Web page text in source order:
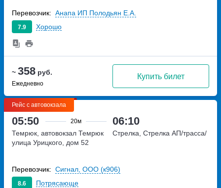
~ 358 руб.
Ежедневно
Купить билет
7.9 Хорошо
Перевозчик: Анапа ИП Полодьян Е.А.
Рейс с автовокзала
05:50 20м 06:10
Темрюк, автовокзал Темрюк
улица Урицкого, дом 52
Стрелка, Стрелка АП/трасса/
8.6 Потрясающе
Перевозчик: Сигнал, ООО (к906)